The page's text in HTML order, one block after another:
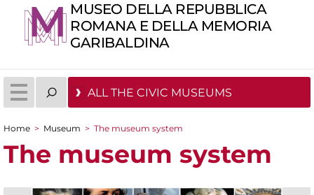
MUSEO DELLA REPUBBLICA
ROMANA E DELLA MEMORIA
GARIBALDINA
ALL THE CIVIC MUSEUMS
You are here
Home > Museum > The museum system
The museum system